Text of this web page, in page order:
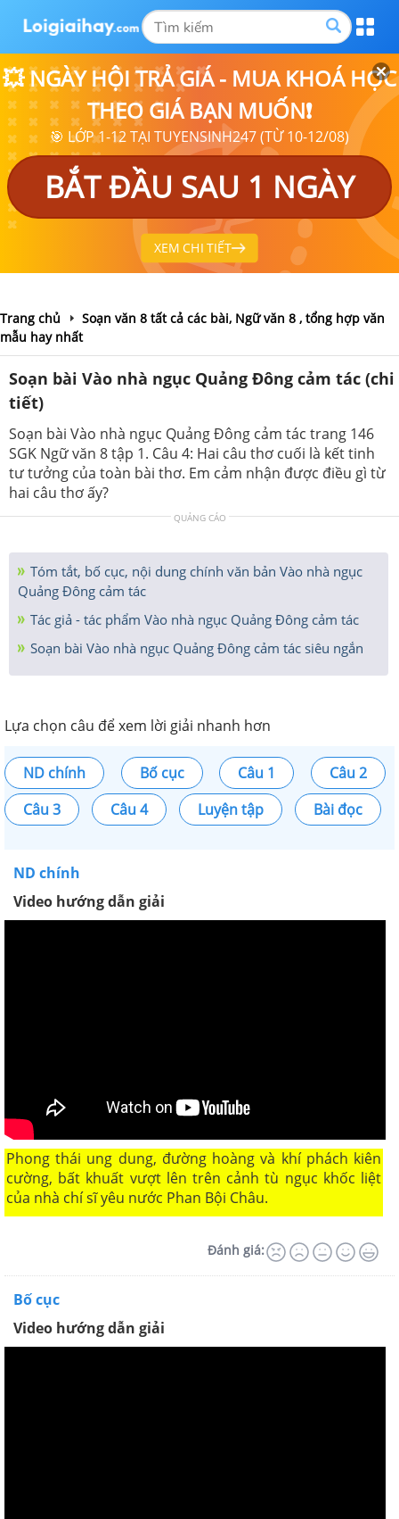
💥 NGÀY HỘI TRẢ GIÁ - MUA KHOÁ HỌC
THEO GIÁ BẠN MUỐN❗
🎯 LỚP 1-12 TẠI TUYENSINH247 (TỪ 10-12/08)
BẮT ĐẦU SAU 1 NGÀY
XEM CHI TIẾT
Trang chủ
Soạn văn 8 tất cả các bài, Ngữ văn 8 , tổng hợp văn
mẫu hay nhất
Soạn bài Vào nhà ngục Quảng Đông cảm tác (chi
tiết)
Soạn bài Vào nhà ngục Quảng Đông cảm tác trang 146
SGK Ngữ văn 8 tập 1. Câu 4: Hai câu thơ cuối là kết tinh
tư tưởng của toàn bài thơ. Em cảm nhận được điều gì từ
hai câu thơ ấy?
QUẢNG CÁO
Tóm tắt, bố cục, nội dung chính văn bản Vào nhà ngục
Quảng Đông cảm tác
Tác giả - tác phẩm Vào nhà ngục Quảng Đông cảm tác
Soạn bài Vào nhà ngục Quảng Đông cảm tác siêu ngắn
Lựa chọn câu để xem lời giải nhanh hơn
ND chính Bố cục Câu 1
Câu 2
Câu 3
Câu 4 Luyện tập Bài đọc
ND chính
Video hướng dẫn giải
Phong thái ung dung, đường hoàng và khí phách kiên
cường, bất khuất vượt lên trên cảnh tù ngục khốc liệt
của nhà chí sĩ yêu nước Phan Bội Châu.
Đánh giá:
Bố cục
Video hướng dẫn giải